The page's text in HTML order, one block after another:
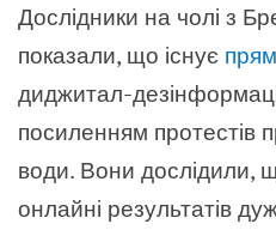
Дослідники на чолі з
показали, що існує
диджитал-
посиленням протестів
води. Вони дослідили,
онлайні результатів